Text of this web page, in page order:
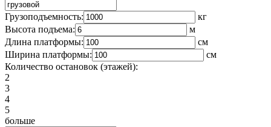
Грузоподъемность:
кг
Высота подъема:
м
Длина платформы:
cм
Ширина платформы:
см
Количество остановок (этажей):
2
3
4
5
больше